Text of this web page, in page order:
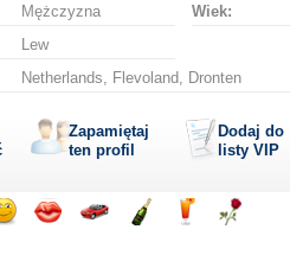
Mężczyzna Wiek:
Lew
Netherlands, Flevoland, Dronten
Zapamiętaj
ten profil
Dodaj do
listy VIP